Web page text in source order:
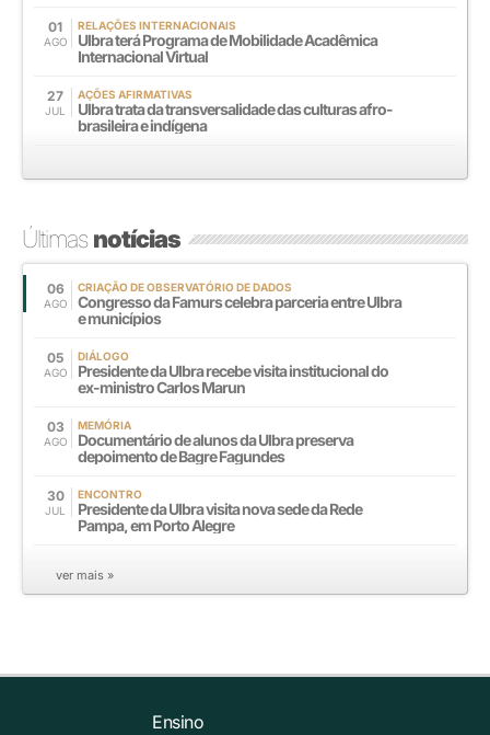
01
AGO
RELAÇÕES INTERNACIONAIS
Ulbra terá Programa de Mobilidade Acadêmica
Internacional Virtual
27
JUL
AÇÕES AFIRMATIVAS
Ulbra trata da transversalidade das culturas afro-
brasileira e indígena
Últimasnotícias
06
AGO
CRIAÇÃO DE OBSERVATÓRIO DE DADOS
Congresso da Famurs celebra parceria entre Ulbra
e municípios
05
AGO
DIÁLOGO
Presidente da Ulbra recebe visita institucional do
ex-ministro Carlos Marun
03
AGO
MEMÓRIA
Documentário de alunos da Ulbra preserva
depoimento de Bagre Fagundes
30
JUL
ENCONTRO
Presidente da Ulbra visita nova sede da Rede
Pampa, em Porto Alegre
ver mais »
Ensino